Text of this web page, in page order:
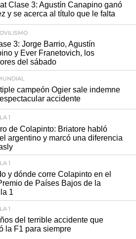
Clase 3: Agustín Canapino ganó
y se acerca al título que le falta
3: Jorge Barrio, Agustín
y Ever Franetovich, los
del sábado
campeón Ogier sale indemne
accidente
1
de Colapinto: Briatore habló
argentino y marcó una diferencia
1
y dónde corre Colapinto en el
de Países Bajos de la
1
1
del terrible accidente que
la F1 para siempre